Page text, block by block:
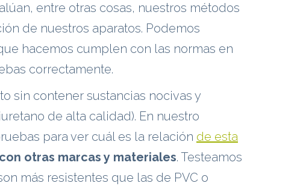
entre otras cosas, nuestros métodos
de nuestros aparatos. Podemos
hacemos cumplen con las normas en
correctamente.
sin contener sustancias nocivas y
de alta calidad). En nuestro
para ver cuál es la relación de esta
otras marcas y materiales. Testeamos
más resistentes que las de PVC o